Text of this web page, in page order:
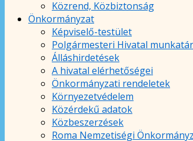
Közrend, Közbiztonság
Önkormányzat
Képviselő-testület
Polgármesteri Hivatal
Álláshirdetések
A hivatal elérhetőségei
Önkormányzati rendeletek
Környezetvédelem
Közérdekű adatok
Közbeszerzések
Roma Nemzetiségi